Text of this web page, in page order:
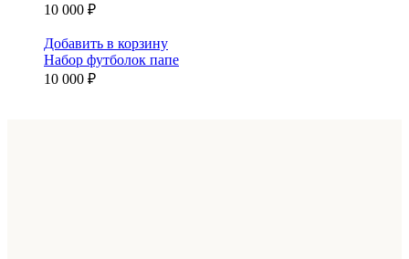
10 000 ₽
Добавить в корзину
Набор футболок папе
10 000 ₽